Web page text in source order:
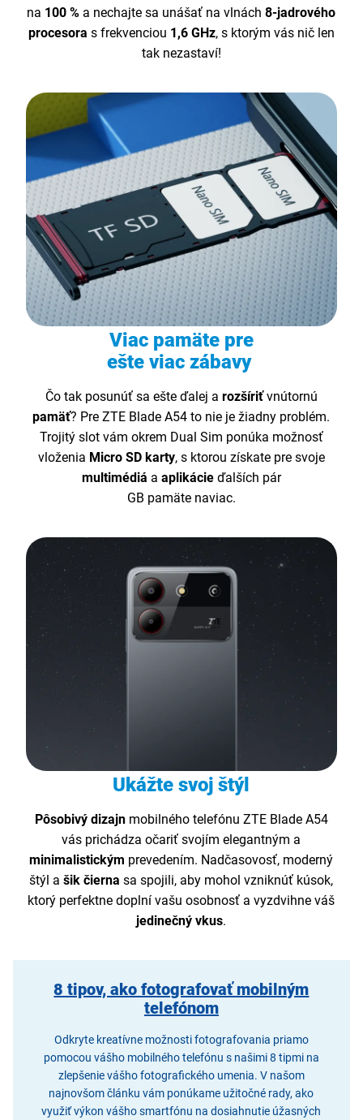
na 100 % a nechajte sa unášať na vlnách8-jadrového
procesora s frekvenciou 1,6 GHz, s ktorým vás nič len
tak nezastaví!
Viac pamäte pre
ešte viac zábavy
Čo tak posunúť sa ešte ďalej a rozšíriťvnútornú
pamäť? Pre ZTE Blade A54 to nie je žiadny problém.
Trojitý slot vám okrem Dual Sim ponúka možnosť
vloženia Micro SD karty, s ktorou získate pre svoje
multimédiá a aplikácieďalších pár
GB pamäte naviac.
Ukážte svoj štýl
Pôsobivý dizajnmobilného telefónu ZTE Blade A54
vás prichádza očariť svojím elegantným a
minimalistickým prevedením. Nadčasovosť, moderný
štýl a šik čiernasa spojili, aby mohol vzniknúť kúsok,
ktorý perfektne doplní vašu osobnosť a vyzdvihne váš
jedinečný vkus.
8 tipov, ako fotografovať mobilným
telefónom
Odkryte kreatívne možnosti fotografovania priamo
pomocou vášho mobilného telefónu s našimi 8 tipmi na
zlepšenie vášho fotografického umenia. V našom
najnovšom článku vám ponúkame užitočné rady, ako
využiť výkon vášho smartfónu na dosiahnutie úžasných